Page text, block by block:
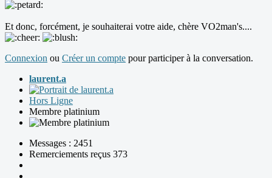
Et donc, forcément, je souhaiterai votre aide, chère VO2man's....
Connexion ou Créer un compte pour participer à la conversation.
laurent.a
Hors Ligne
Membre platinium
Messages : 2451
Remerciements reçus 373